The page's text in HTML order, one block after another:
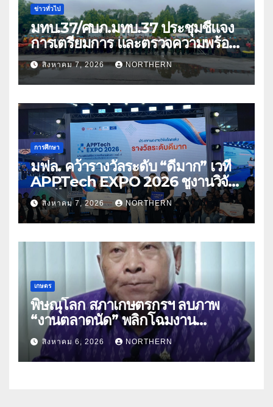
ข่าวทั่วไป
มทบ.37/ศบภ.มทบ.37 ประชุมชี้แจง
การเตรียมการ และตรวจความพร้อม
ด้านการบรรเทาสาธารณภัย
สิงหาคม 7, 2026 NORTHERN
การศึกษา
มฟล. คว้ารางวัลระดับ “ดีมาก” เวที
APPTech EXPO 2026 ชูงานวิจัย
สมุนไพร ขับเคลื่อนนวัตกรรมสู่เชิง
พาณิชย์
สิงหาคม 7, 2026 NORTHERN
เกษตร
พิษณุโลก สภาเกษตรกรฯ ลบภาพ
“งานตลาดนัด” พลิกโฉมงาน
“เกษตรรุ่งเรืองเมืองสองแคว 69” มุ่ง
ประโยชน์เกษตรกร ดึงนวัตกรรม-จับ
คู่ธุรกิจดันสินค้าเกษตรสู่สากล (คลิป)
สิงหาคม 6, 2026 NORTHERN